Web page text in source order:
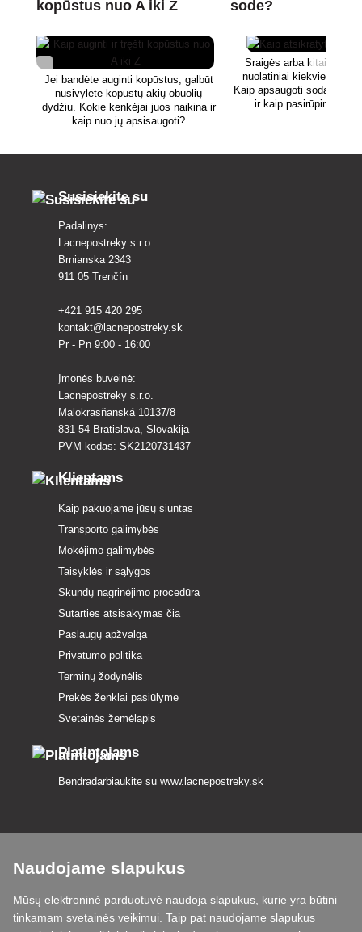
kopūstus nuo A iki Z
Jei bandėte auginti kopūstus, galbūt
nusivylėte kopūstų akių obuolių
dydžiu. Kokie kenkėjai juos naikina ir
kaip nuo jų apsisaugoti?
sode?
Sraigės arba kitaip dar
nuolatiniai kiekvieno
Kaip apsaugoti sodą nuo
ir kaip pasirūpinti šių
Susisiekite su
Padalinys:
Lacnepostreky s.r.o.
Brnianska 2343
911 05 Trenčín
+421 915 420 295
kontakt@lacnepostreky.sk
Pr - Pn 9:00 - 16:00
Įmonės buveinė:
Lacnepostreky s.r.o.
Malokrasňanská 10137/8
831 54 Bratislava, Slovakija
PVM kodas: SK2120731437
Klientams
Kaip pakuojame jūsų siuntas
Transporto galimybės
Mokėjimo galimybės
Taisyklės ir sąlygos
Skundų nagrinėjimo procedūra
Sutarties atsisakymas čia
Paslaugų apžvalga
Privatumo politika
Terminų žodynėlis
Prekės ženklai pasiūlyme
Svetainės žemėlapis
Platintojams
Bendradarbiaukite su www.lacnepostreky.sk
Visada suteiksime jums ekspertų patarimų
Skundai išnagrinėjami per 24 val
Naudojame slapukus
Mūsų elektroninė parduotuvė naudoja slapukus, kurie yra būtini
tinkamam svetainės veikimui. Taip pat naudojame slapukus